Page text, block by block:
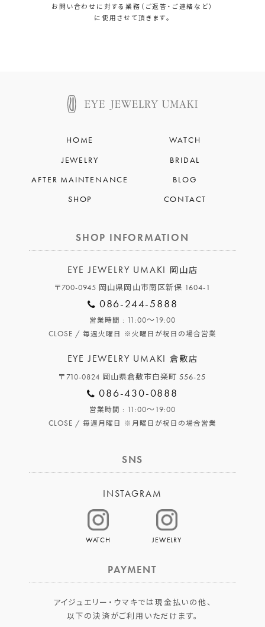
お問い合わせに対する業務（ご返答・ご連絡など）
に使用させて頂きます。
HOME
WATCH
JEWELRY
BRIDAL
AFTER MAINTENANCE
BLOG
SHOP
CONTACT
SHOP INFORMATION
EYE JEWELRY UMAKI 岡山店
〒700-0945 岡山県岡山市南区新保 1604-1
086-244-5888
営業時間 : 11:00～19:00
CLOSE /毎週火曜日 ※火曜日が祝日の場合営業
EYE JEWELRY UMAKI 倉敷店
〒710-0824 岡山県倉敷市白楽町 556-25
086-430-0888
営業時間 : 11:00～19:00
CLOSE /毎週月曜日 ※月曜日が祝日の場合営業
SNS
INSTAGRAM
WATCH JEWELRY
PAYMENT
アイジュエリー・ウマキでは現金払いの他、
以下の決済がご利用いただけます。